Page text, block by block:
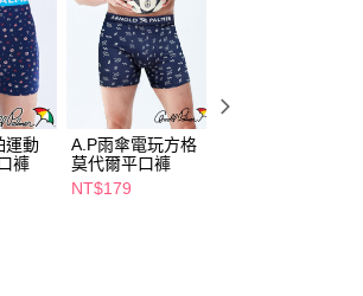
之結帳頁面顯示為準，若有關於
關疑問，請聯繫「AFTEE先享後
support/home
「AFTEE先享後付」服務完成之
資料，並將交易相關給付款項請
網址：
費
運費
費
運動
褲
A.P雨傘電玩方格
莫代爾平口褲
NT$179